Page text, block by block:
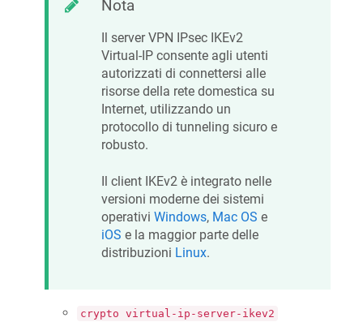
Nota
Il server VPN IPsec IKEv2
Virtual-IP consente agli utenti
autorizzati di connettersi alle
risorse della rete domestica su
Internet, utilizzando un
protocollo di tunneling sicuro e
robusto.
Il client IKEv2 è integrato nelle
versioni moderne dei sistemi
operativi Windows, Mac OS e
iOS e la maggior parte delle
distribuzioni Linux.
crypto virtual-ip-server-ikev2